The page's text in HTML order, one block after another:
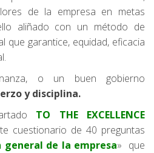
de la empresa en metas
aliñado con un método de
que garantice, equidad, eficacia
o un buen gobierno
y disciplina.
TO THE EXCELLENCE
cuestionario de 40 preguntas
general de la empresa» que